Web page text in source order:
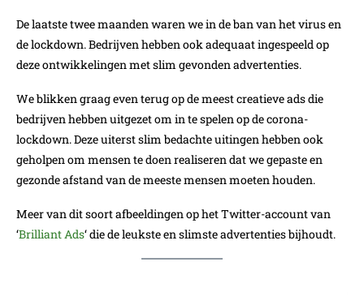
De laatste twee maanden waren we in de ban van het virus en
de lockdown. Bedrijven hebben ook adequaat ingespeeld op
deze ontwikkelingen met slim gevonden advertenties.
We blikken graag even terug op de meest creatieve ads die
bedrijven hebben uitgezet om in te spelen op de corona-
lockdown. Deze uiterst slim bedachte uitingen hebben ook
geholpen om mensen te doen realiseren dat we gepaste en
gezonde afstand van de meeste mensen moeten houden.
Meer van dit soort afbeeldingen op het Twitter-account van
‘Brilliant Ads‘ die de leukste en slimste advertenties bijhoudt.